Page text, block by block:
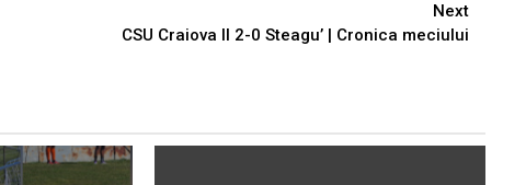
Next
CSU Craiova II 2-0 Steagu’ | Cronica meciului